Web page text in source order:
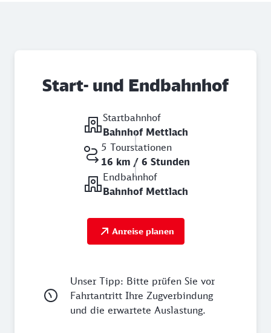
Start- und Endbahnhof
Startbahnhof
Bahnhof Mettlach
5 Tourstationen
16 km / 6 Stunden
Endbahnhof
Bahnhof Mettlach
Anreise planen
Unser Tipp: Bitte prüfen Sie vor
Fahrtantritt Ihre Zugverbindung
und die erwartete Auslastung.